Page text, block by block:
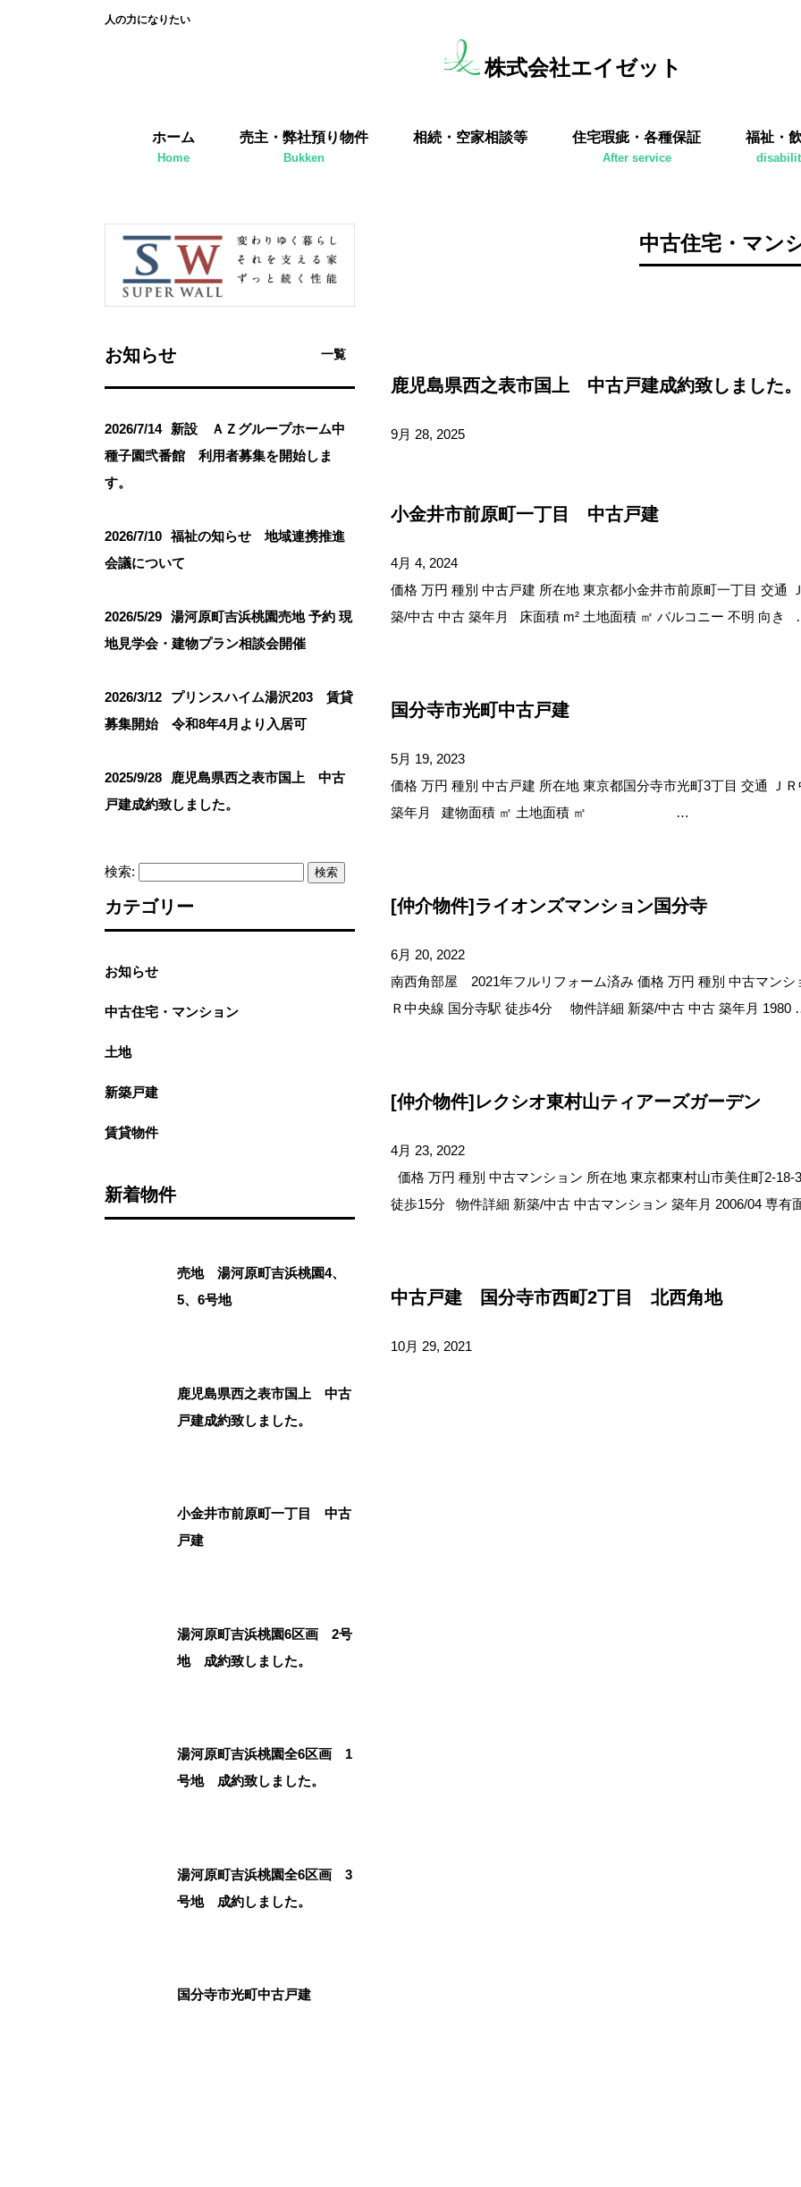
人の力になりたい
株式会社エイゼット
ホーム
Home
売主・弊社預り物件
Bukken
相続・空家相談等 住宅瑕疵・各種保証
After service
福祉・
中古住宅・マン
鹿児島県西之表市国上 中古戸建成約致しました。
9月 28, 2025
小金井市前原町一丁目 中古戸建
4月 4, 2024
価格 万円 種別 中古戸建 所在地 東京都小金井市前原町一丁目 交
築/中古 中古 築年月 床面積 m² 土地面積 ㎡ バルコニー 不明 向き
国分寺市光町中古戸建
5月 19, 2023
価格 万円 種別 中古戸建 所在地 東京都国分寺市光町3丁目 交通 Ｊ
築年月 建物面積 ㎡ 土地面積 ㎡ …
[仲介物件]ライオンズマンション国分寺
6月 20, 2022
南西角部屋 2021年フルリフォーム済み 価格 万円 種別 中古マンシ
Ｒ中央線 国分寺駅 徒歩4分 物件詳細 新築/中古 中古 築年月 1980
[仲介物件]レクシオ東村山ティアーズガーデン
4月 23, 2022
価格 万円 種別 中古マンション 所在地 東京都東村山市美住町2-
徒歩15分 物件詳細 新築/中古 中古マンション 築年月 2006/04 専有
中古戸建 国分寺市西町2丁目 北西角地
10月 29, 2021
お知らせ 一覧
2026/7/14
新設 ＡＺグループホーム中
種子園弐番館 利用者募集を開始しま
す。
2026/7/10 福祉の知らせ 地域連携推進
会議について
2026/5/29 湯河原町吉浜桃園売地 予約 現
地見学会・建物プラン相談会開催
2026/3/12
プリンスハイム湯沢203 賃貸
募集開始 令和8年4月より入居可
2025/9/28
鹿児島県西之表市国上 中古
戸建成約致しました。
検索:
カテゴリー
お知らせ
中古住宅・マンション
土地
新築戸建
賃貸物件
新着物件
売地 湯河原町吉浜桃園4、
5、6号地
鹿児島県西之表市国上 中古
戸建成約致しました。
小金井市前原町一丁目 中古
戸建
湯河原町吉浜桃園6区画 2号
地 成約致しました。
湯河原町吉浜桃園全6区画 1
号地 成約致しました。
湯河原町吉浜桃園全6区画 3
号地 成約しました。
国分寺市光町中古戸建